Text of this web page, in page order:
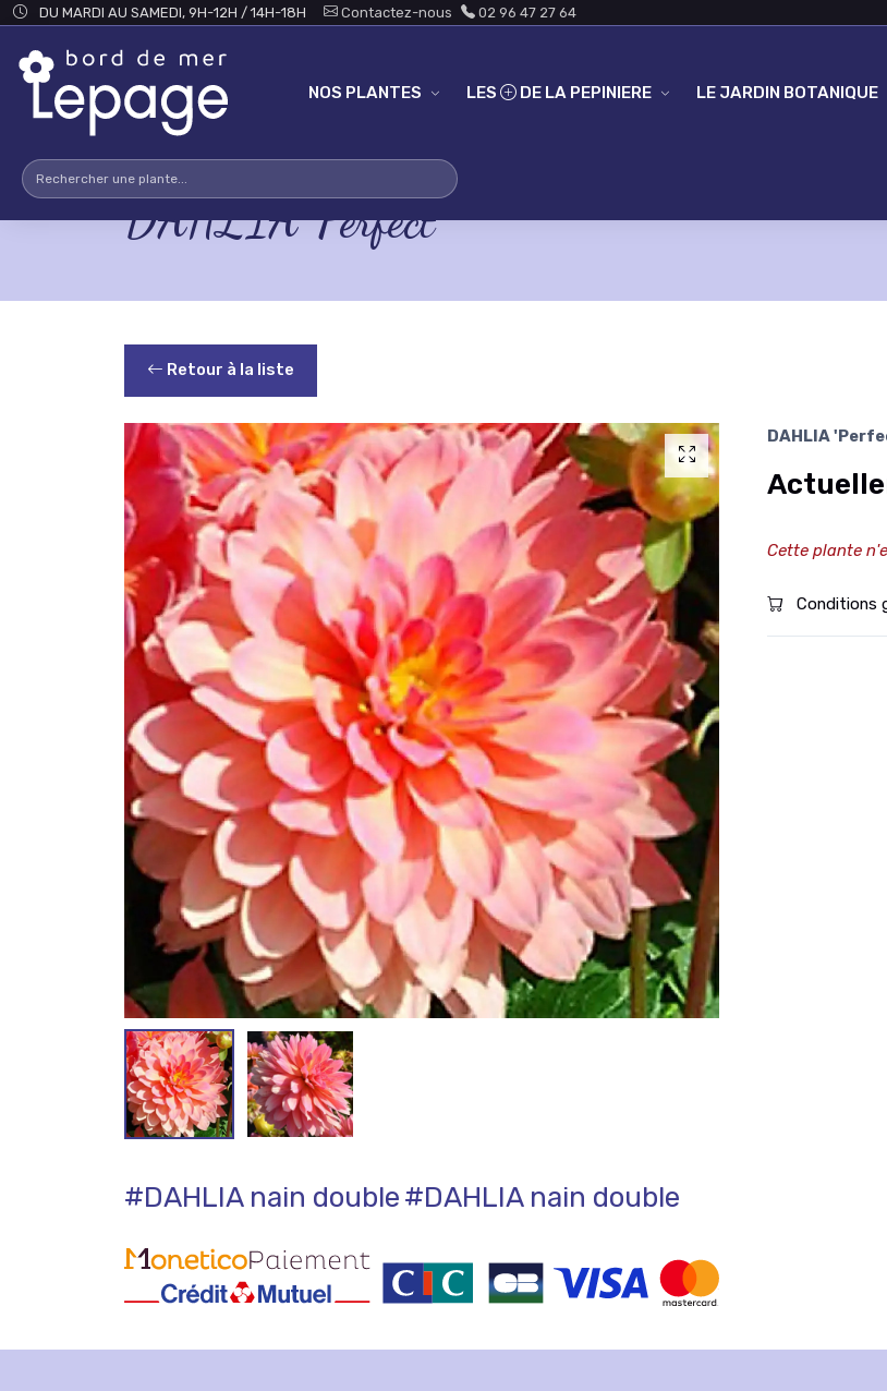
Skip to main content
DU MARDI AU SAMEDI, 9H-12H / 14H-18H Contactez-nous 02 96 47 27 64
NOS PLANTES LES DE LA PEPINIERE LE JARDIN BOTANIQUE
DAHLIA 'Perfect'
Retour à la liste
#DAHLIA nain double#DAHLIA nain double
DAHLIA
Cette plante
Conditions